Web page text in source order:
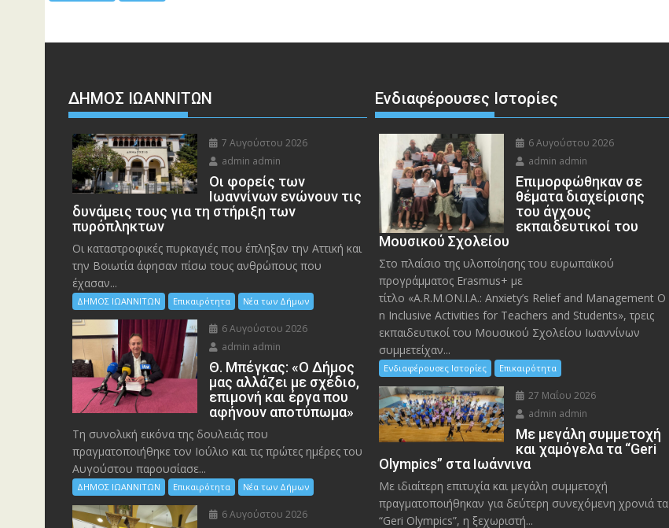
ΔΗΜΟΣ ΙΩΑΝΝΙΤΩΝ
7 Αυγούστου 2026
admin admin
Οι φορείς των
Ιωαννίνων ενώνουν τις
δυνάμεις τους για τη στήριξη των
πυρόπληκτων
Οι καταστροφικές πυρκαγιές που έπληξαν την Αττική και
την Bοιωτία άφησαν πίσω τους ανθρώπους που
έχασαν...
ΔΗΜΟΣ ΙΩΑΝΝΙΤΩΝ Επικαιρότητα Νέα των Δήμων
6 Αυγούστου 2026
admin admin
Θ. Μπέγκας: «Ο Δήμος
μας αλλάζει με σχέδιο,
επιμονή και έργα που
αφήνουν αποτύπωμα»
Τη συνολική εικόνα της δουλειάς που
πραγματοποιήθηκε τον Ιούλιο και τις πρώτες ημέρες του
Αυγούστου παρουσίασε...
ΔΗΜΟΣ ΙΩΑΝΝΙΤΩΝ Επικαιρότητα Νέα των Δήμων
6 Αυγούστου 2026
Ενδιαφέρουσες Ιστορίες
6 Αυγούστου 2026
admin admin
Eπιμορφώθηκαν σε
θέματα διαχείρισης
του άγχους
εκπαιδευτικοί του
Μουσικού Σχολείου
Στο πλαίσιο της υλοποίησης του ευρωπαϊκού
προγράμματος Erasmus+ με
τίτλο «A.R.M.ON.I.A.: Anxiety’s Relief and Management O
n Inclusive Activities for Teachers and Students», τρεις
εκπαιδευτικοί του Μουσικού Σχολείου Ιωαννίνων
συμμετείχαν...
Ενδιαφέρουσες Ιστορίες Επικαιρότητα
27 Μαΐου 2026
admin admin
Με μεγάλη συμμετοχή
και χαμόγελα τα “Geri
Olympics” στα Ιωάννινα
Με ιδιαίτερη επιτυχία και μεγάλη συμμετοχή
πραγματοποιήθηκαν για δεύτερη συνεχόμενη χρονιά τα
“Geri Olympics”, η ξεχωριστή...